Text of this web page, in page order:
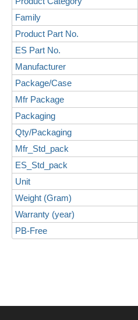
Family
Product Part No.
ES Part No.
Manufacturer
Package/Case
Mfr Package
Packaging
Qty/Packaging
Mfr_Std_pack
ES_Std_pack
Unit
Weight (Gram)
Warranty (year)
PB-Free